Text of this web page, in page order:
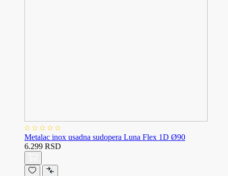
Metalac inox usadna sudopera Luna Flex 1D Ø90
6.299 RSD